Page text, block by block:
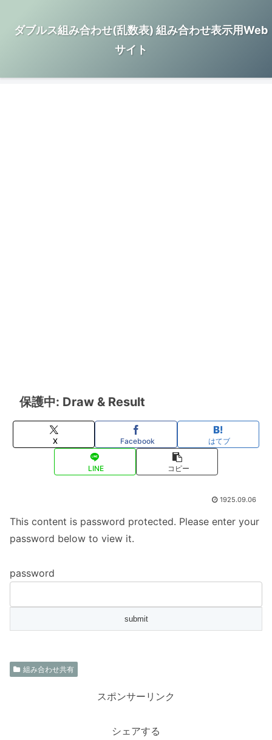
ダブルス組み合わせ(乱数表) 組み合わせ表示用Web
サイト
保護中: Draw & Result
X Facebook はてブ
LINE コピー
1925.09.06
This content is password protected. Please enter your
password below to view it.
password
組み合わせ共有
スポンサーリンク
シェアする